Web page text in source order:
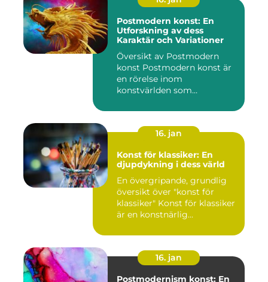
Postmodern konst: En
Utforskning av dess
Karaktär och Variationer
Översikt av Postmodern
konst Postmodern konst är
en rörelse inom
konstvärlden som
16. jan
Konst för klassiker: En
djupdykning i dess värld
En övergripande, grundlig
översikt över "konst för
klassiker" Konst för klassiker
är en konstnärlig...
16. jan
Postmodernism konst: En